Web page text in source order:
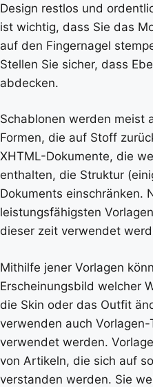
Design restlos und
ist wichtig, dass Sie das
auf den Fingernagel
Stellen Sie sicher, dass
abdecken.
Schablonen werden meist
Formen, die auf Stoff
XHTML-Dokumente, die
enthalten, die Struktur
Dokuments einschränken.
leistungsfähigsten
dieser zeit verwendet
Mithilfe jener Vorlagen
Erscheinungsbild welcher
die Skin oder das Outfit
verwenden auch
verwendet werden.
von Artikeln, die sich auf
verstanden werden. Sie